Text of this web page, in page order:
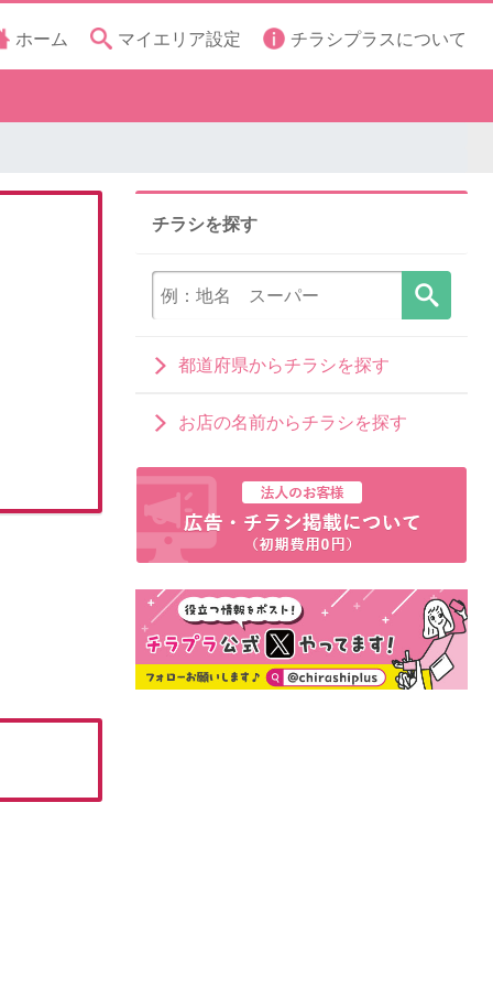
ホーム マイエリア設定 チラシプラスについて
チラシを探す
都道府県からチラシを探す
お店の名前からチラシを探す